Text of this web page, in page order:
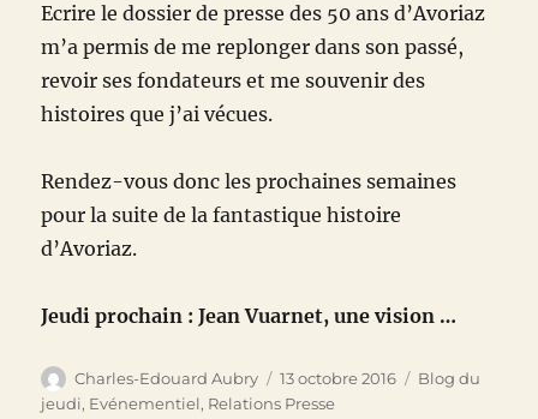
Ecrire le dossier de presse des 50 ans d’Avoriaz
m’a permis de me replonger dans son passé,
revoir ses fondateurs et me souvenir des
histoires que j’ai vécues.
Rendez-vous donc les prochaines semaines
pour la suite de la fantastique histoire
d’Avoriaz.
Jeudi prochain : Jean Vuarnet, une vision …
Auteur
Charles-Edouard Aubry
Publié
le
13 octobre 2016 Catégories
Blog du
jeudi, Evénementiel, Relations Presse